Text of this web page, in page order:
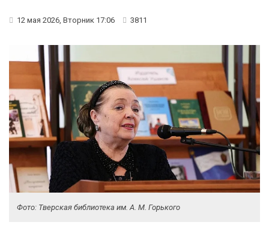
12 мая 2026, Вторник 17:06 3811
Фото: Тверская библиотека им. А. М. Горького